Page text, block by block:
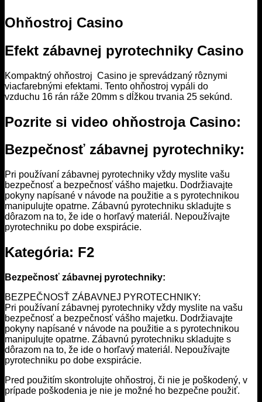
Ohňostroj Casino
Efekt zábavnej pyrotechniky Casino
Kompaktný ohňostroj Casino je sprevádzaný rôznymi
viacfarebnými efektami. Tento ohňostroj vypáli do
vzduchu 16 rán ráže 20mm s dĺžkou trvania 25 sekúnd.
Pozrite si video ohňostroja Casino:
Bezpečnosť zábavnej pyrotechniky:
Pri používaní zábavnej pyrotechniky vždy myslite vašu
bezpečnosť a bezpečnosť vášho majetku. Dodržiavajte
pokyny napísané v návode na použitie a s pyrotechnikou
manipulujte opatrne. Zábavnú pyrotechniku skladujte s
dôrazom na to, že ide o horľavý materiál. Nepoužívajte
pyrotechniku po dobe exspirácie.
Kategória: F2
Bezpečnosť zábavnej pyrotechniky:
BEZPEČNOSŤ ZÁBAVNEJ PYROTECHNIKY:
Pri používaní zábavnej pyrotechniky vždy myslite na vašu
bezpečnosť a bezpečnosť vášho majetku. Dodržiavajte
pokyny napísané v návode na použitie a s pyrotechnikou
manipulujte opatrne. Zábavnú pyrotechniku skladujte s
dôrazom na to, že ide o horľavý materiál. Nepoužívajte
pyrotechniku po dobe exspirácie.
Pred použitím skontrolujte ohňostroj, či nie je poškodený, v
prípade poškodenia je nie je možné ho bezpečne použiť.